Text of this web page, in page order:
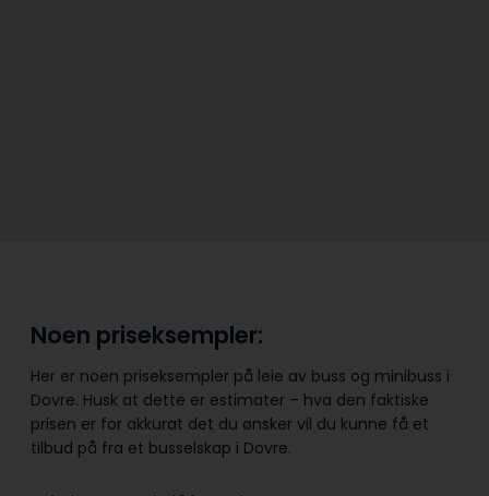
Noen priseksempler:
Her er noen priseksempler på leie av buss og minibuss i
Dovre. Husk at dette er estimater – hva den faktiske
prisen er for akkurat det du ønsker vil du kunne få et
tilbud på fra et busselskap i Dovre.